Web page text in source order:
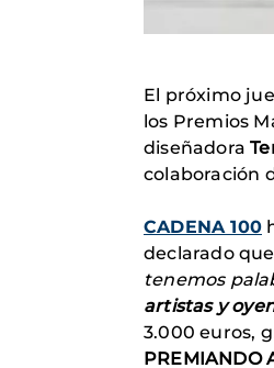
El próximo
los Premios
diseñadora
colaboración
CADENA 100
declarado
tenemos
artistas y
3.000 euros,
PREMIANDO